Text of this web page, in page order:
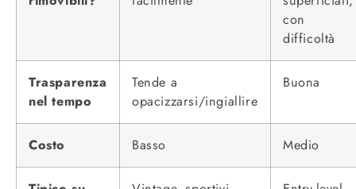
con
difficoltà
Trasparenza
nel tempo
Tende a
opacizzarsi/ingiallire
Buona
Costo Basso Medio